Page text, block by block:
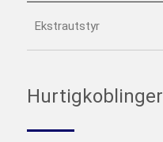
Ekstrautstyr
Hurtigkoblinger